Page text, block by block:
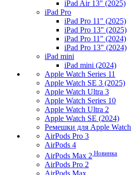
iPad Air 13" (2025)
iPad Pro
iPad Pro 11" (2025)
iPad Pro 13" (2025)
iPad Pro 11" (2024)
iPad Pro 13" (2024)
iPad mini
iPad mini (2024)
Apple Watch Series 11
Apple Watch SE 3 (2025)
Apple Watch Ultra 3
Apple Watch Series 10
Apple Watch Ultra 2
Apple Watch SE (2024)
Ремешки для Apple Watch
AirPods Pro 3
AirPods 4
AirPods Max 2 Новинка
AirPods Pro 2